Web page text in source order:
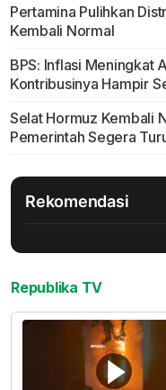
Pertamina Pulihkan
Kembali Normal
BPS: Inflasi Meningkat
Kontribusinya Hampir
Selat Hormuz Kembali
Pemerintah Segera
Rekomendasi
Republika TV